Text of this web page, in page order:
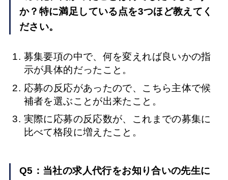
か？特に満足している点を3つほど教えてく
ださい。
募集要項の中で、何を変えれば良いかの指
示が具体的だったこと。
応募の反応があったので、こちら主体で候
補者を選ぶことが出来たこと。
実際に応募の反応数が、これまでの募集に
比べて格段に増えたこと。
Q5：当社の求人代行をお知り合いの先生に